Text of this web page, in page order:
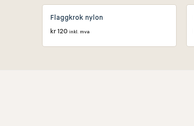
Flaggkrok nylon
kr120 inkl. mva